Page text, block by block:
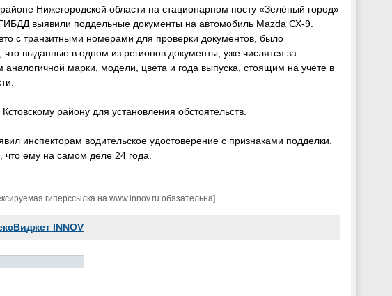
Нижегородской области на стационарном посту «Зелёный город»
выявили поддельные документы на автомобиль Mazda СХ-9.
с транзитными номерами для проверки документов, было
что выданные в одном из регионов документы, уже числятся за
аналогичной марки, модели, цвета и года выпуска, стоящим на учёте в
району для установления обстоятельств.
инспекторам водительское удостоверение с признаками подделки.
ему на самом деле 24 года.
гиперссылка на www.innov.ru обязательна]
INNOV